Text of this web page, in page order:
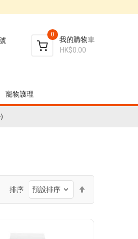
我的購物車
0
HK$0.00
寵物護理
排序
降
序